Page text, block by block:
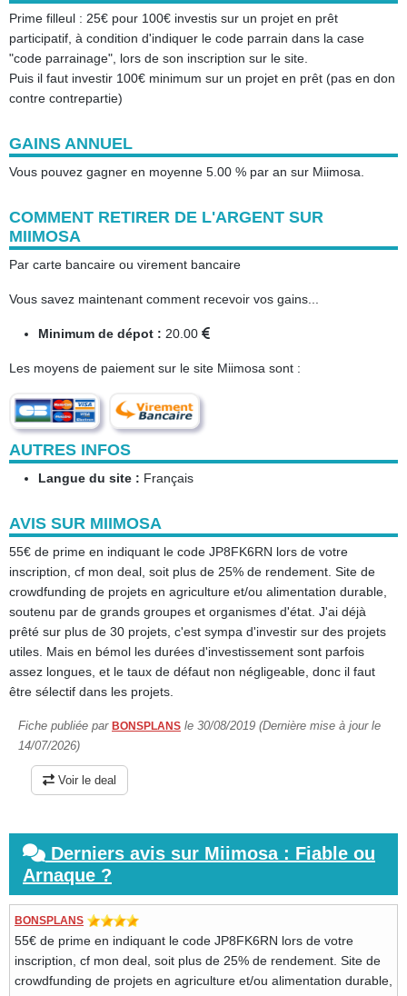
Prime filleul : 25€ pour 100€ investis sur un projet en prêt
participatif, à condition d'indiquer le code parrain dans la case
"code parrainage", lors de son inscription sur le site.
Puis il faut investir 100€ minimum sur un projet en prêt (pas en don
contre contrepartie)
GAINS ANNUEL
Vous pouvez gagner en moyenne 5.00 % par an sur Miimosa.
COMMENT RETIRER DE L'ARGENT SUR
MIIMOSA
Par carte bancaire ou virement bancaire
Vous savez maintenant comment recevoir vos gains...
Minimum de dépot : 20.00
Les moyens de paiement sur le site Miimosa sont :
AUTRES INFOS
Langue du site : Français
AVIS SUR MIIMOSA
55€ de prime en indiquant le code JP8FK6RN lors de votre
inscription, cf mon deal, soit plus de 25% de rendement. Site de
crowdfunding de projets en agriculture et/ou alimentation durable,
soutenu par de grands groupes et organismes d'état. J'ai déjà
prêté sur plus de 30 projets, c'est sympa d'investir sur des projets
utiles. Mais en bémol les durées d'investissement sont parfois
assez longues, et le taux de défaut non négligeable, donc il faut
être sélectif dans les projets.
Fiche publiée par BONSPLANS le 30/08/2019 (Dernière mise à jour le
14/07/2026)
Voir le deal
Derniers avis sur Miimosa : Fiable ou
Arnaque ?
BONSPLANS
55€ de prime en indiquant le code JP8FK6RN lors de votre
inscription, cf mon deal, soit plus de 25% de rendement. Site de
crowdfunding de projets en agriculture et/ou alimentation durable,